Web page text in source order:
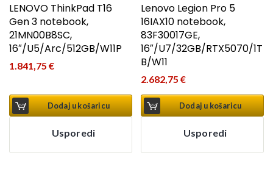
LENOVO ThinkPad T16
Gen 3 notebook,
21MN00B8SC,
16″/U5/Arc/512GB/W11P
1.841,75 €
Dodaj u košaricu
Usporedi
Lenovo Legion Pro 5
16IAX10 notebook,
83F30017GE,
16″/U7/32GB/RTX5070/1T
B/W11
2.682,75€
Dodaj u košaricu
Usporedi